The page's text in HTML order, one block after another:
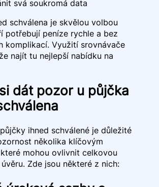
svá soukromá data
schválena je skvělou volbou
potřebují peníze rychle a bez
komplikací. Využití srovnávače
najít tu nejlepší nabídku na
dát pozor u půjčka
ihned schválené je důležité
několika klíčovým
mohou ovlivnit celkovou
Zde jsou některé z nich: